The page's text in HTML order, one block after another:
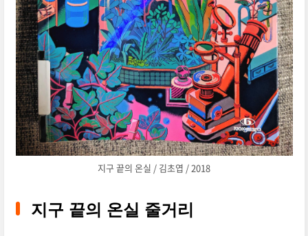
지구 끝의 온실 / 김초엽 / 2018
지구 끝의 온실 줄거리